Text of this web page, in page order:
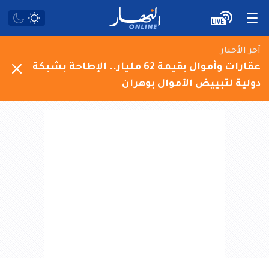
آخر الأخبار
عقارات وأموال بقيمة 62 مليار.. الإطاحة بشبكة
دولية لتبييض الأموال بوهران